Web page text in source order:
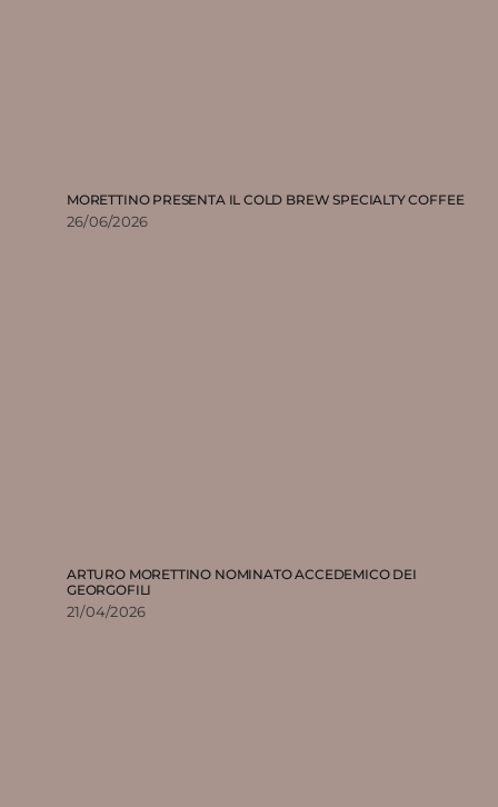
MORETTINO PRESENTA IL COLD BREW SPECIALTY COFFEE
26/06/2026
ARTURO MORETTINO NOMINATO ACCEDEMICO DEI
GEORGOFILI
21/04/2026